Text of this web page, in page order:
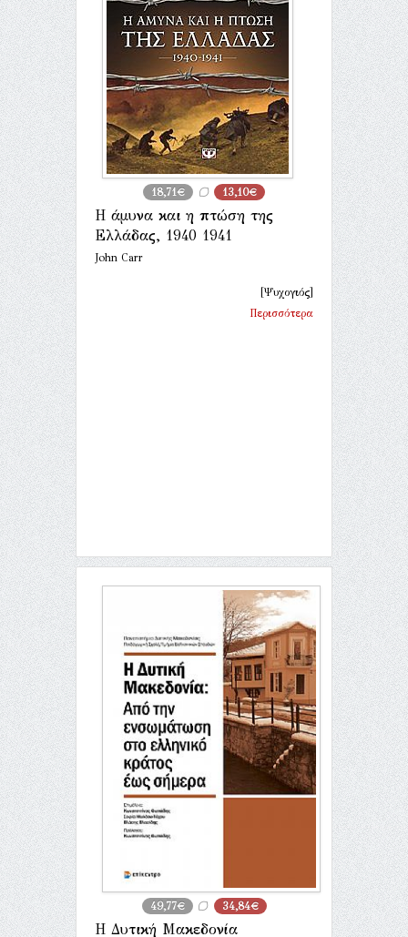
18,71€ 13,10€
Η άμυνα και η πτώση της
Ελλάδας, 1940 1941
John Carr
[Ψυχογιός]
Περισσότερα
49,77€ 34,84€
Η Δυτική Μακεδονία